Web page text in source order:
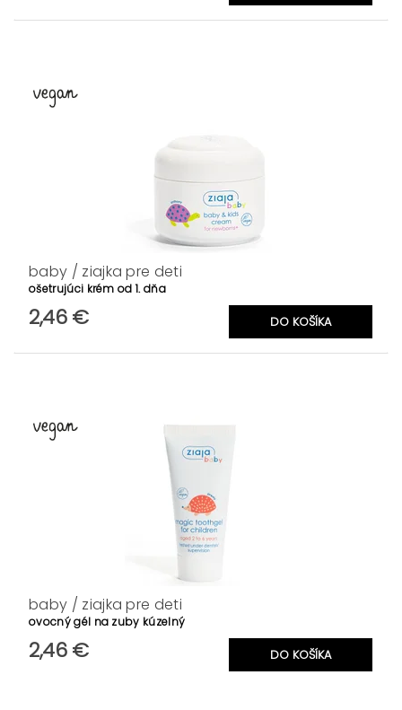
baby / ziajka pre deti
ošetrujúci krém od 1. dňa
2,46 €
baby / ziajka pre deti
ovocný gél na zuby kúzelný
2,46 €